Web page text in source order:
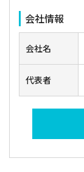
会社情報
会社名
代表者